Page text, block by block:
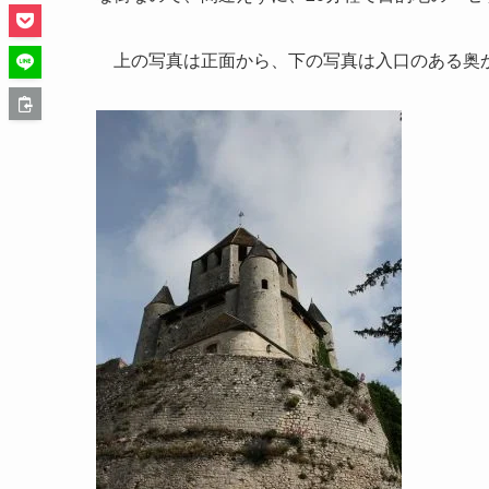
上の写真は正面から、下の写真は入口のある奥